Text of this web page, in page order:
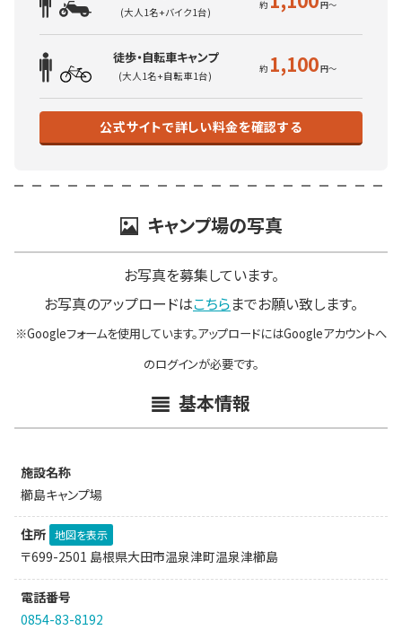
(大人1名+バイク1台)
徒歩・自転車キャンプ
(大人1名+自転車1台) 1,100
公式サイトで詳しい料金を確認する
キャンプ場の写真
お写真を募集しています。
お写真のアップロードはこちらまでお願い致します。
※Googleフォームを使用しています。アップロードにはGoogleアカウントへ
のログインが必要です。
基本情報
施設名称
櫛島キャンプ場
住所 地図を表示
〒699-2501 島根県大田市温泉津町温泉津櫛島
電話番号
0854-83-8192